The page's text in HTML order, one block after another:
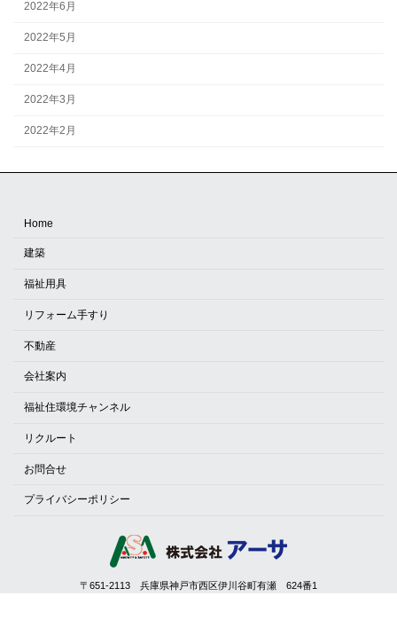
2022年6月
2022年5月
2022年4月
2022年3月
2022年2月
Home
建築
福祉用具
リフォーム手すり
不動産
会社案内
福祉住環境チャンネル
リクルート
お問合せ
プライバシーポリシー
〒651-2113 兵庫県神戸市西区伊川谷町有瀬 624番1